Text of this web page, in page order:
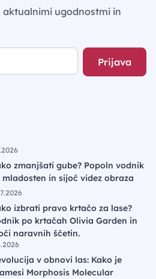
aktualnimi ugodnostmi in
Prijava
zmanjšati gube? Popoln vodnik
mladosten in sijoč videz obraza
izbrati pravo krtačo za lase?
po krtačah Olivia Garden in
naravnih ščetin.
v obnovi las: Kako je
Morphosis Molecular